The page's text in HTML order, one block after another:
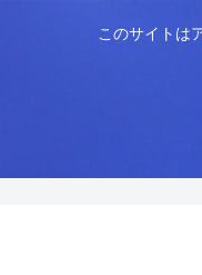
このサイトは